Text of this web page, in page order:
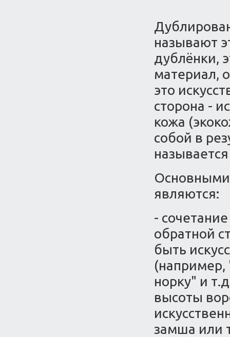
называют
дублёнки,
материал,
это
сторона -
кожа
собой в
являются:
-
обратной
быть
(например,
норку" и
высоты
замша или